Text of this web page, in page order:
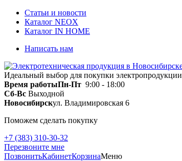
Статьи и новости
Каталог NEOX
Каталог IN HOME
Написать нам
Идеальный выбор для покупки электропродукции
Время работыПн-Пт 9:00 - 18:00
Сб-Вс Выходной
Новосибирскул. Владимировская 6
Поможем сделать покупку
+7 (383) 310-30-32
Перезвоните мне
ПозвонитьКабинетКорзинаМеню